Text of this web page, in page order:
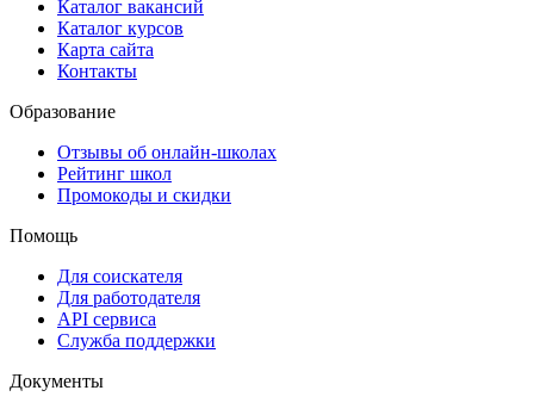
Каталог вакансий
Каталог курсов
Карта сайта
Контакты
Образование
Отзывы об онлайн-школах
Рейтинг школ
Промокоды и скидки
Помощь
Для соискателя
Для работодателя
API сервиса
Служба поддержки
Документы